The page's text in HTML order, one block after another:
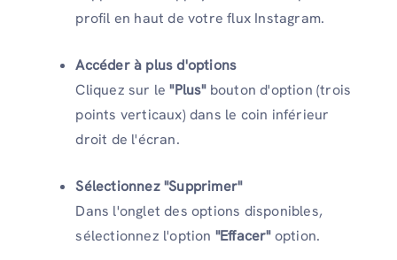
profil en haut de votre flux Instagram.
Accéder à plus d'options
Cliquez sur le"Plus"bouton d'option (trois
points verticaux) dans le coin inférieur
droit de l'écran.
Sélectionnez "Supprimer"
Dans l'onglet des options disponibles,
sélectionnez l'option "Effacer"option.